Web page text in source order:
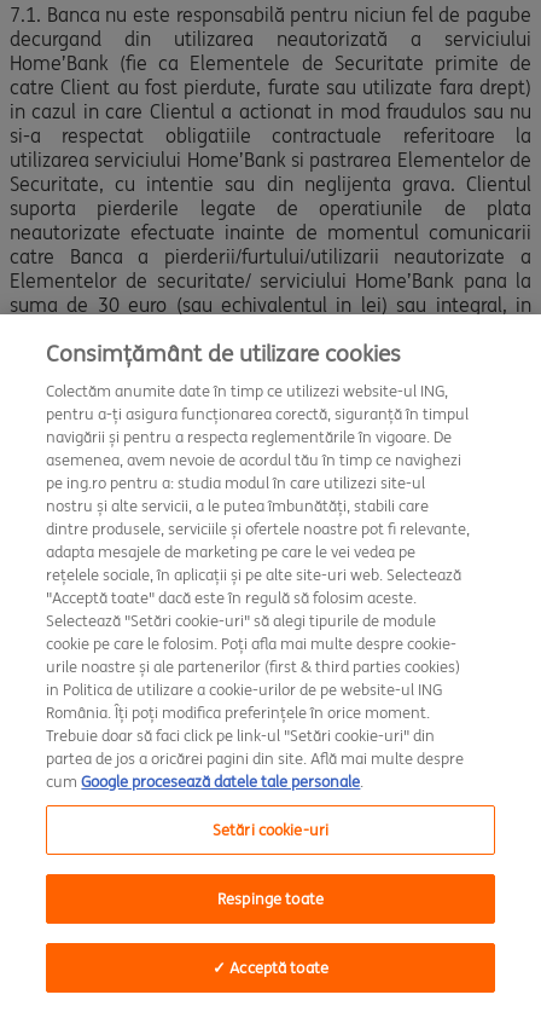
7.1. Banca nu este responsabilă pentru niciun fel de pagube
decurgand din utilizarea neautorizată a serviciului
Home’Bank (fie ca Elementele de Securitate primite de
catre Client au fost pierdute, furate sau utilizate fara drept)
in cazul in care Clientul a actionat in mod fraudulos sau nu
si-a respectat obligatiile contractuale referitoare la
utilizarea serviciului Home’Bank si pastrarea Elementelor de
Securitate, cu intentie sau din neglijenta grava. Clientul
suporta pierderile legate de operatiunile de plata
neautorizate efectuate inainte de momentul comunicarii
catre Banca a pierderii/furtului/utilizarii neautorizate a
Elementelor de securitate/ serviciului Home’Bank pana la
suma de 30 euro (sau echivalentul in lei) sau integral, in
utilizate la efectuarea operatiunilor si de situatiile in care
drept. Clientul suporta toate pierderile, fara limita de suma,
legate de orice operatiuni de plati neautorizate daca
acestea rezulta in urma fraudei Clientului sau a
nerespectarii intentionate sau din neglijenta grava a uneia
sau mai multor obligatii care ii revin in temeiul Contractului.
In cazul in care nu a actionat fraudulos, Clientul nu suporta
nicio consecinta financiara care rezulta din utilizarea
serviciului Home’Bank in cazul in care Elementele de
securitate au fost pierdute, furate sau folosite fara drept (i)
dupa notificarea Bancii cu privire la acest eveniment
realizata in conformitate cu prevederile art. 8.1 din
prezentul Contract, (ii) in cazul in care Banca nu solicita o
Autentificare stricta a clientilor, (iii) in cazul in care nu a
putut detecta evenimentul inaintea efectuarii unei plati, (iv)
pierderea a fost cauzata de o actiune/inactiune a unui
angajat, agent sau sucursala a unui prestator de servicii de
plata sau a unei entitati careia i-au fost externalizate
activitati, (v) Banca nu i-a pus la dispozitie mijloacele de
notificare a evenimentului in orice moment. 7.1.1 Clientul
isi manifesta consimtamantul pentru efectuarea
operatiunilor de plata prin serviciul Home Bank, prin una din
urmatoarele modalitati (i) apasarea butonului
autorizarea/confirmarea operatiunii de plata, dupa caz; (ii)
introducerea Codului de Raspuns ; (iii) introducerea Parolei;
Consimțământ de utilizare cookies
Colectăm anumite date în timp ce utilizezi website-ul ING,
pentru a-ți asigura funcționarea corectă, siguranță în timpul
navigării și pentru a respecta reglementările în vigoare. De
asemenea, avem nevoie de acordul tău în timp ce navighezi
pe ing.ro pentru a: studia modul în care utilizezi site-ul
nostru și alte servicii, a le putea îmbunătăți, stabili care
dintre produsele, serviciile și ofertele noastre pot fi relevante,
adapta mesajele de marketing pe care le vei vedea pe
rețelele sociale, în aplicații și pe alte site-uri web. Selectează
"Acceptă toate" dacă este în regulă să folosim aceste.
Selectează "Setări cookie-uri" să alegi tipurile de module
cookie pe care le folosim. Poți afla mai multe despre cookie-
urile noastre și ale partenerilor (first & third parties cookies)
in Politica de utilizare a cookie-urilor de pe website-ul ING
România. Îți poți modifica preferințele în orice moment.
Trebuie doar să faci click pe link-ul "Setări cookie-uri" din
partea de jos a oricărei pagini din site. Află mai multe despre
cumGoogle procesează datele tale personale.
Setări cookie-uri
Respinge toate
✓ Acceptă toate